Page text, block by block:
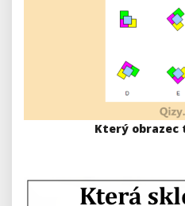
Který obrazec